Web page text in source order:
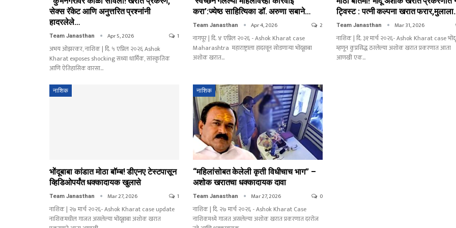
सेक्स रॅकेट आणि अनुत्तरित प्रश्नांनी
हादरलेले…
Team Janasthan Apr 5, 2026 1
अभय ओझरकर, नाशिक | दि. ५ एप्रिल २०२६ Ashok
Kharat exposes shocking सध्या धार्मिक, सांस्कृतिक
आणि ऐतिहासिक वारसा…
करा’:ज्येष्ठ साहित्यिका डॉ. अरुणा सबाने…
Team Janasthan Apr 4, 2026 2
नागपूर | दि. ४ एप्रिल २०२६ - Ashok Kharat case
Maharashtra महाराष्ट्राला हादरवून सोडणाऱ्या भोंदूबाबा
अशोक खरात…
ट्विस्ट : पत्नी कल्पना खरात
Team Janasthan Mar 31, 2026
नाशिक | दि. ३१ मार्च २०२६- Ashok Kharat case भोंदू
म्हणून कुप्रसिद्ध ठरलेल्या अशोक खरात प्रकरणात आता
आणखी एक…
नाशिक
भोंदूबाबा कांडात मोठा बॉम्ब! डीएनए टेस्टपासून
व्हिडिओपर्यंत धक्कादायक खुलासे
Team Janasthan Mar 27, 2026 1
नाशिक | २७ मार्च २०२६- Ashok Kharat case update
नाशिकमधील गाजत असलेल्या भोंदूबाबा अशोक खरात
नाशिक
“महिलांसोबत केलेली कृती विधीचाच भाग” –
अशोक खरातचा धक्कादायक दावा
Team Janasthan Mar 27, 2026 0
नाशिक | दि. २७ मार्च २०२६ - Ashok Kharat Case
नाशिकमध्ये गाजत असलेल्या अशोक खरात प्रकरणात दररोज